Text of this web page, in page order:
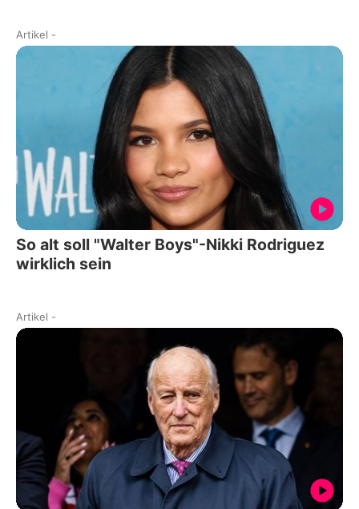
Artikel -
So alt soll "Walter Boys"-Nikki Rodriguez
wirklich sein
Artikel -